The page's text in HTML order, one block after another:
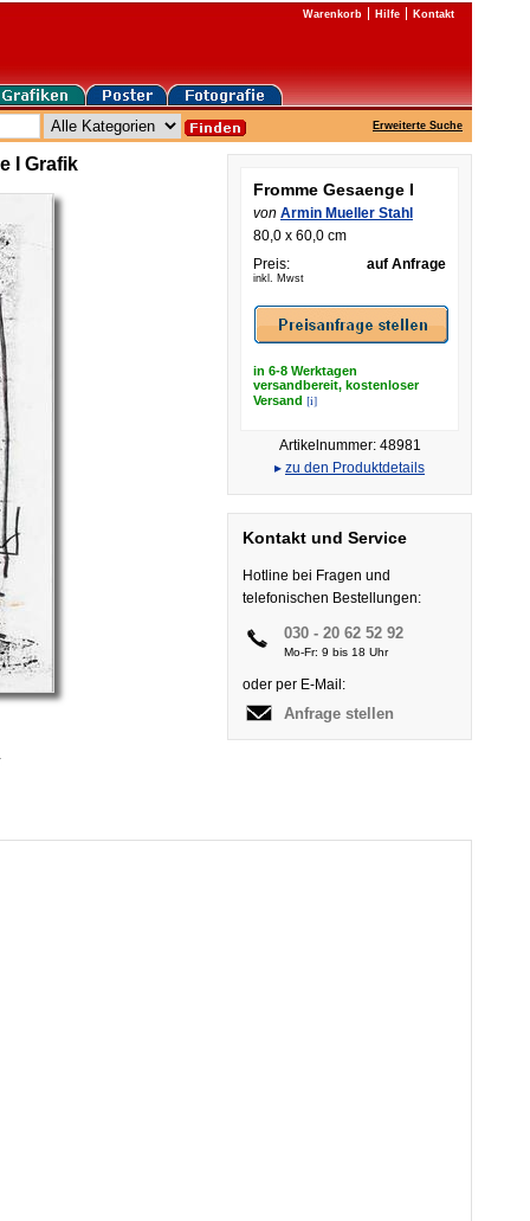
Warenkorb Hilfe Kontakt
Erweiterte Suche
I Grafik
Fromme Gesaenge I
von Armin Mueller Stahl
80,0 x 60,0 cm
Preis:
inkl. Mwst
auf Anfrage
in 6-8 Werktagen
versandbereit, kostenloser
Versand [i]
Artikelnummer: 48981
▸ zu den Produktdetails
Kontakt und Service
Hotline bei Fragen und
telefonischen Bestellungen:
030 - 20 62 52 92
Mo-Fr: 9 bis 18 Uhr
oder per E-Mail:
Anfrage stellen